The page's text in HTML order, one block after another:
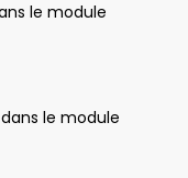
le module
le module